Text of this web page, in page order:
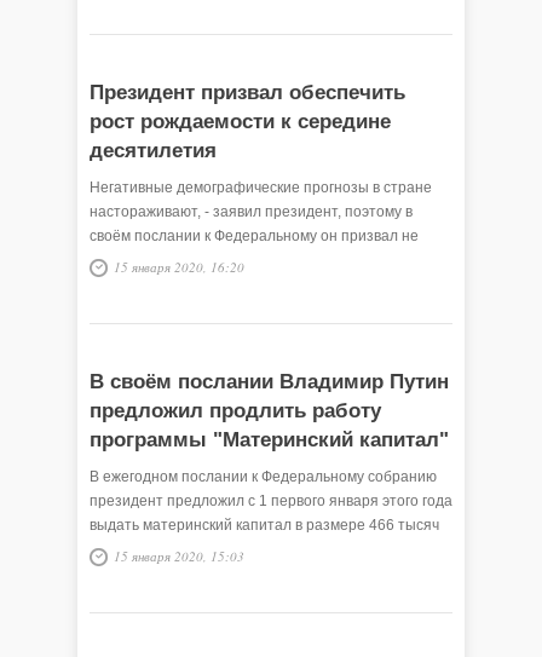
Президент призвал обеспечить
рост рождаемости к середине
десятилетия
Негативные демографические прогнозы в стране
настораживают, - заявил президент, поэтому в
своём послании к Федеральному он призвал не
только постановить спад рождаемости, но и
15 января 2020, 16:20
В своём послании Владимир Путин
предложил продлить работу
программы "Материнский капитал"
В ежегодном послании к Федеральному собранию
президент предложил с 1 первого января этого года
выдать материнский капитал в размере 466 тысяч
716 рублей уже за первого ребёнка.
15 января 2020, 15:03